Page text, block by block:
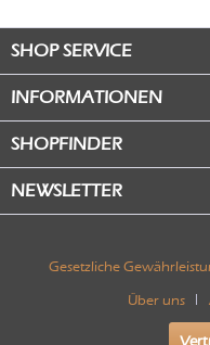
SHOP SERVICE
INFORMATIONEN
SHOPFINDER
NEWSLETTER
Gesetzliche
Über uns